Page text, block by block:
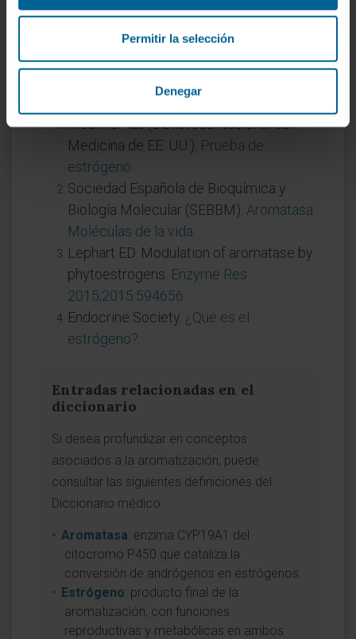
Permitir la selección
Denegar
También influyen, en sentido opuesto,
factores como la insulina, determinadas
Referencias
MedlinePlus (Biblioteca Nacional de
Medicina de EE. UU.). Prueba de
estrógeno
Sociedad Española de Bioquímica y
Biología Molecular (SEBBM). Aromatasa.
Moléculas de la vida
Lephart ED. Modulation of aromatase by
phytoestrogens. Enzyme Res.
2015;2015:594656
Endocrine Society. ¿Qué es el
estrógeno?
Entradas relacionadas en el
diccionario
Si desea profundizar en conceptos
asociados a la aromatización, puede
consultar las siguientes definiciones del
Diccionario médico:
Aromatasa: enzima CYP19A1 del
citocromo P450 que cataliza la
conversión de andrógenos en estrógenos.
Estrógeno: producto final de la
aromatización, con funciones
reproductivas y metabólicas en ambos